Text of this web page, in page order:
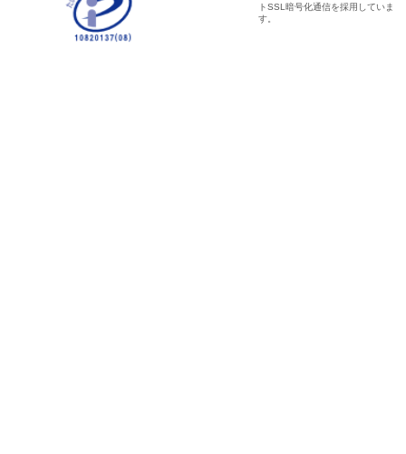
トSSL暗号化通信を採用していま
す。